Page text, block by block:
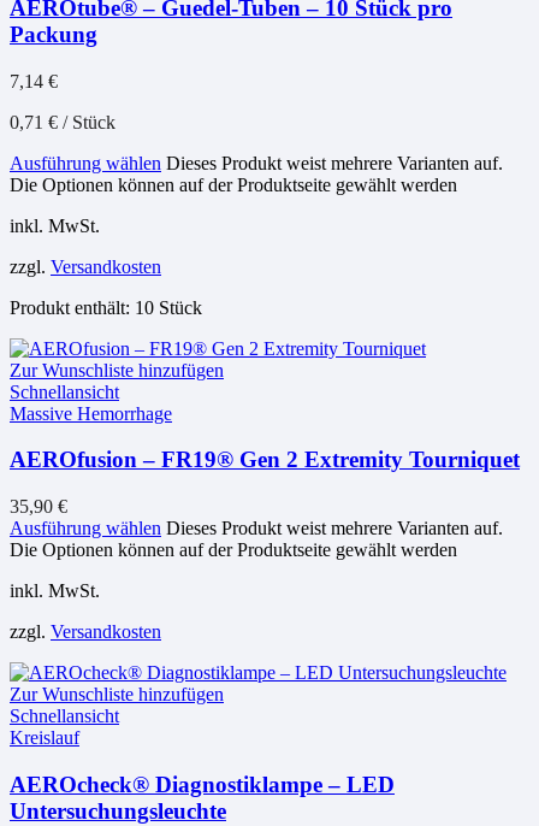
AEROtube® – Guedel-Tuben – 10 Stück pro
Packung
7,14 €
0,71 € / Stück
Ausführung wählen Dieses Produkt weist mehrere Varianten auf.
Die Optionen können auf der Produktseite gewählt werden
inkl. MwSt.
zzgl. Versandkosten
Produkt enthält: 10 Stück
Zur Wunschliste hinzufügen
Schnellansicht
Massive Hemorrhage
AEROfusion – FR19® Gen 2 Extremity Tourniquet
35,90 €
Ausführung wählen Dieses Produkt weist mehrere Varianten auf.
Die Optionen können auf der Produktseite gewählt werden
inkl. MwSt.
zzgl. Versandkosten
Zur Wunschliste hinzufügen
Schnellansicht
Kreislauf
AEROcheck® Diagnostiklampe – LED
Untersuchungsleuchte